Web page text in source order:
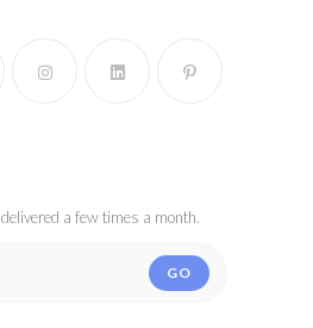
a few times a month.
GO